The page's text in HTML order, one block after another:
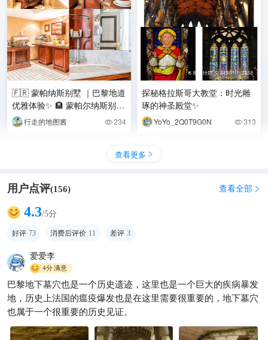
🇫🇷 蒙帕纳斯别墅 ｜巴黎地道
优雅体验✨ 🏨 蒙帕尔纳斯别墅
酒店 📍2 rue Boulard,
行走的地图酱 234
✈️这个国家又破产了！！！
阿期旅行游记  238
探秘格拉斯哥大教堂：时光雕
琢的神圣殿堂✨
YoYo_2Q0T9G0N 313
查看更多 
用户点评(156) 查看全部 
4.3/5分
好评 73 消费后评价 11 差评 3
爱爱李
4分满意
巴黎地下墓穴也是一个历史遗迹，这里也是一个巨大的疾病暴发
地，历史上法国的瘟疫爆发也是在这里需要很重要的，地下墓穴
也属于一个很重要的历史见证。